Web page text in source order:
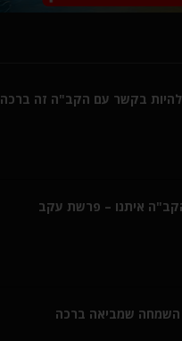
בקשר עם הקב"ה זה ברכה
איתנו – פרשת עקב
שמביאה ברכה